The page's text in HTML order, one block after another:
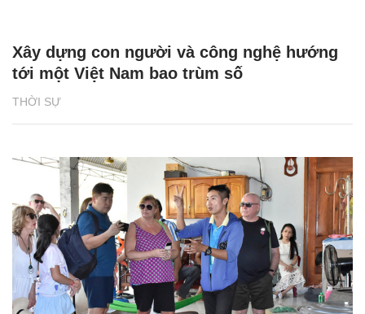
THỜI SỰ
Xây dựng con người và công nghệ hướng
tới một Việt Nam bao trùm số